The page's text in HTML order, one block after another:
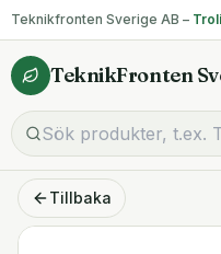
Teknikfronten Sverige AB – Troligtvis
TeknikFronten
Tillbaka